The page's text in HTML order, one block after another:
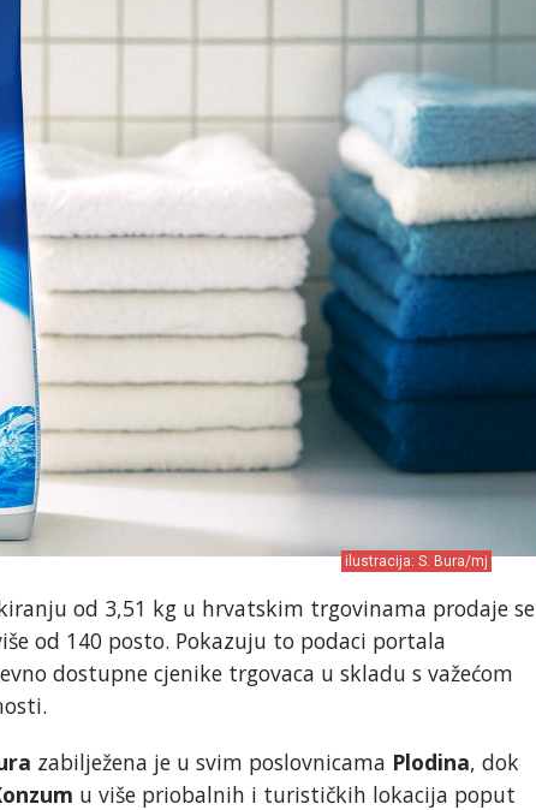
ilustracija: S. Bura/mj
od 3,51 kg u hrvatskim trgovinama prodaje se
od 140 posto. Pokazuju to podaci portala
dostupne cjenike trgovaca u skladu s važećom
zabilježena je u svim poslovnicama Plodina, dok
u više priobalnih i turističkih lokacija poput